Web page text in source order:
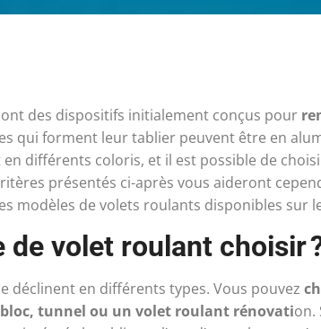
des dispositifs initialement conçus pour
qui forment leur tablier peuvent être en
différents coloris, et il est possible de
présentés ci-après vous aideront
modèles de volets roulants disponibles sur
de volet roulant choisir
déclinent en différents types. Vous pouvez
tunnel ou un volet roulant rénovation.